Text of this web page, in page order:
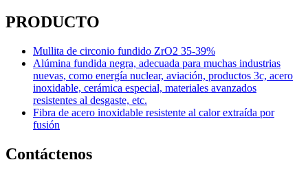
PRODUCTO
Mullita de circonio fundido ZrO2 35-39%
Alúmina fundida negra, adecuada para muchas industrias
nuevas, como energía nuclear, aviación, productos 3c, acero
inoxidable, cerámica especial, materiales avanzados
resistentes al desgaste, etc.
Fibra de acero inoxidable resistente al calor extraída por
fusión
Contáctenos